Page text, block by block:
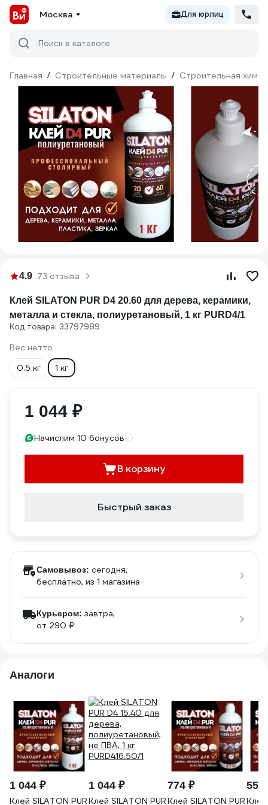
Москва Для юрлиц
Поиск в каталоге
Главная / Строительные материалы / Строительная химия
4.9 73 отзыва
Клей SILATON PUR D4 20.60 для дерева, керамики,
металла и стекла, полиуретановый, 1 кг PURD4/1
Код товара: 33797989
Вес нетто
0.5 кг
1 кг
1 044 ₽
Начислим 10 бонусов
В корзину
Быстрый заказ
Самовывоз: сегодня,
бесплатно, из 1 магазина
Курьером: завтра,
от 290 ₽
Аналоги
1 044 ₽
Клей SILATON PUR
1 044 ₽
Клей SILATON PUR
774 ₽
Клей SILATON PUR
559
Клей